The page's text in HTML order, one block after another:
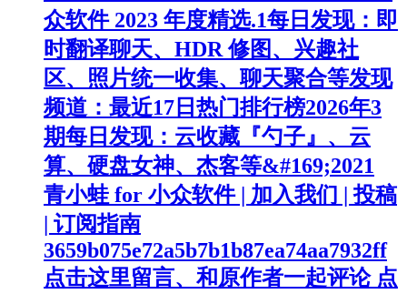
众软件 2023 年度精选.1每日发现：即
时翻译聊天、HDR 修图、兴趣社
区、照片统一收集、聊天聚合等发现
频道：最近17日热门排行榜2026年3
期每日发现：云收藏『勺子』、云
算、硬盘女神、杰客等&#169;2021
青小蛙 for 小众软件 | 加入我们 | 投稿
| 订阅指南
3659b075e72a5b7b1b87ea74aa7932ff
点击这里留言、和原作者一起评论 点